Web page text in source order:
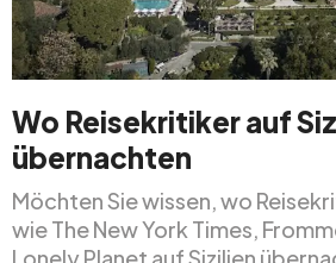
Wo Reisekritiker auf
übernachten
Möchten Sie wissen, wo
wie The New York Times,
Lonely Planet auf Sizilien